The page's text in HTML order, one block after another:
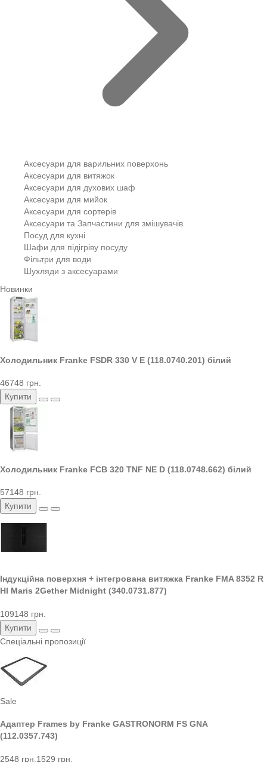
Аксесуари для варильних поверхонь
Аксесуари для витяжок
Аксесуари для духових шаф
Аксесуари для мийок
Аксесуари для сортерів
Аксесуари та Запчастини для змішувачів
Посуд для кухні
Шафи для підігріву посуду
Фільтри для води
Шухляди з аксесуарами
Новинки
Холодильник Franke FSDR 330 V E (118.0740.201) білий
46748 грн.
Купити
Холодильник Franke FCB 320 TNF NE D (118.0748.662) білий
57148 грн.
Купити
Індукційна поверхня + інтегрована витяжка Franke FMA 8352 R
HI Maris 2Gether Midnight (340.0731.877)
109148 грн.
Купити
Спеціальні пропозиції
Sale
Адаптер Frames by Franke GASTRONORM FS GNA
(112.0357.743)
2548 грн. 1529 грн.